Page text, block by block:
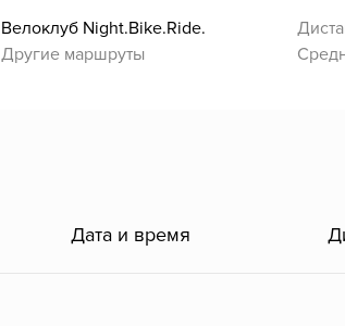
Велоклуб Night.Bike.Ride.
Другие маршруты
Дата и время